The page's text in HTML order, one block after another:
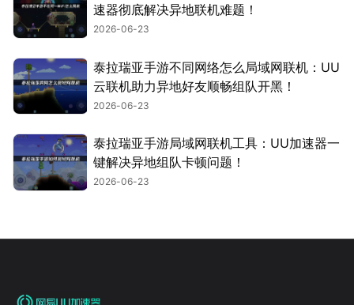
速器彻底解决异地联机难题！
2026-06-23
泰拉瑞亚手游不同网络怎么局域网联机：UU
云联机助力异地好友顺畅组队开黑！
2026-06-23
泰拉瑞亚手游局域网联机工具：UU加速器一
键解决异地组队卡顿问题！
2026-06-23